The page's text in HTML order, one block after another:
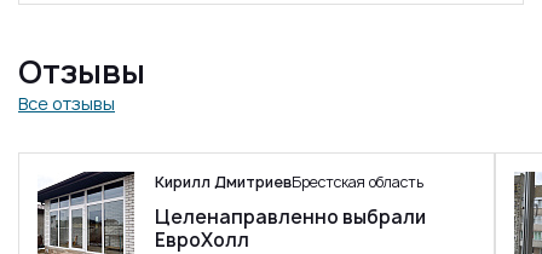
Отзывы
Все отзывы
Кирилл ДмитриевБрестская область
Целенаправленно выбрали
ЕвроХолл